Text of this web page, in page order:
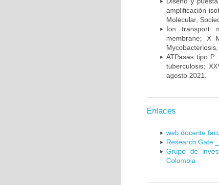
amplificación
Molecular,
Ion transport
membrane; X
ATPasas tipo
tuberculosis;
agosto 2021.
Enlaces
web docente
Research Gate
Grupo de
Colombia